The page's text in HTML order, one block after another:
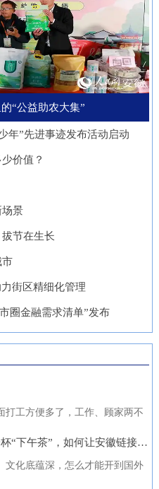
教育、制度完善与持续宣传，
动廉洁理念内化于心、外化于
。在开展正面宣传教育的同
，该行也注重警示教育，特别
面向党员领导干部开展“以案
警、以案为戒、以案促改”专
教育，着力构建“不敢腐、不
腐、不想腐”的长效机制，引
。
，安徽从一个“采购者”，努力
成为“战略合作者”，合作模式也
单纯的“买产品”向“引技术、
升级”深化。今年安徽交易团
责组织新兴产业相关单位参会
商。这一切都服务于一个更精
的目标：通过进博会，赋能安
正在全力发展的重点产业，努
推动展商变投资商。科技与开
快汽车仰望U9、在2025机器
足球世界杯上夺冠的人形机器
、可
国有林场100个，经营总面积
超400万亩。近年来，安徽深入
彻落实习近平生态文明思想，
国有林场改革为契机，通过创
经营模式、拓展产业维度、深
联农机制，让昔日“只守青山
“助推器”、绿色经济的“新引
”。 扩绿兴绿护绿 筑牢美丽安
徽生态屏障清晨五点，潜山市驼
国有林场东风管护点，今年57
年参加工作起，这条巡山路
打造综合交通枢纽科技力量。
近年来，合肥大学智能建造与交
学院积极布局低空交通发展新
道，打造安徽省智慧交通大数
分析与应用工程实验室等学科
叉创新平台，联合头部企业开
低空物流、城市应急等多应用
景技术攻关。2025年，团
“基于无人机空天信息的高速
施工全过程的可视化、智能化
管需求，通过无人机与 AI 算
结合，实现高速公路施工安全
患实时识别与动态预警，构建
通领航人才实训基地建设，将
“公益助农大集”
年”先进事迹发布活动启动
价值？
场景
节在生长
市
街区精细化管理
圈金融需求清单”发布
打工方便多了，工作、顾家两不
午茶”，如何让安徽链接世界？
文化底蕴深，怎么才能开到国外